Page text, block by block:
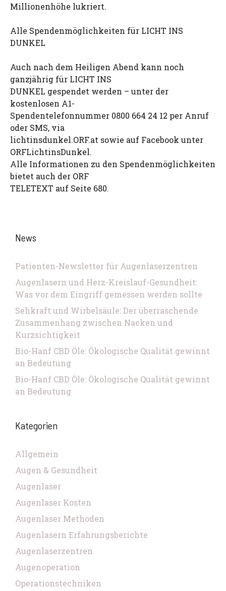
Millionenhöhe lukriert.
Alle Spendenmöglichkeiten für LICHT INS
DUNKEL
Auch nach dem Heiligen Abend kann noch
ganzjährig für LICHT INS
DUNKEL gespendet werden – unter der
kostenlosen A1-
Spendentelefonnummer 0800 664 24 12 per Anruf
oder SMS, via
lichtinsdunkel.ORF.at sowie auf Facebook unter
ORFLichtinsDunkel.
Alle Informationen zu den Spendenmöglichkeiten
bietet auch der ORF
TELETEXT auf Seite 680.
News
Patienten-Newsletter für Augenlaserzentren
Augenlasern und Herz-Kreislauf-Gesundheit:
Was vor dem Eingriff gemessen werden sollte
Sehkraft und Wirbelsäule: Der überraschende
Zusammenhang zwischen Nacken und
Kurzsichtigkeit
Bio-Hanf CBD Öle: Ökologische Qualität gewinnt
an Bedeutung
Bio-Hanf CBD Öle: Ökologische Qualität gewinnt
an Bedeutung
Kategorien
Allgemein
Augen & Gesundheit
Augenlaser
Augenlaser Kosten
Augenlaser Methoden
Augenlasern Erfahrungsberichte
Augenlaserzentren
Augenoperation
Operationstechniken